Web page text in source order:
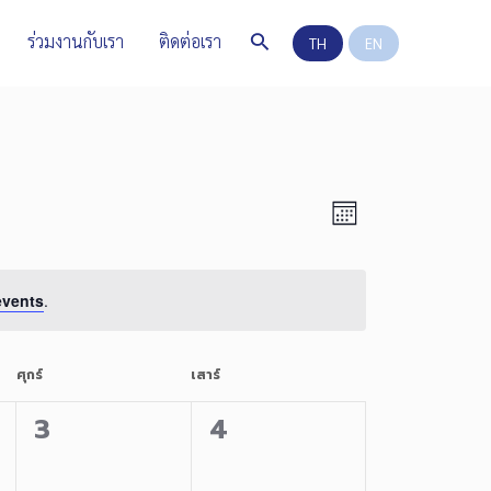
ร่วมงานกับเรา ติดต่อเรา Search TH EN
.
Views
Event
Month
ศุกร์ เสาร์
0
3
0
4